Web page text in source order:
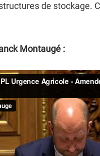
de stockage.
Montaugé :